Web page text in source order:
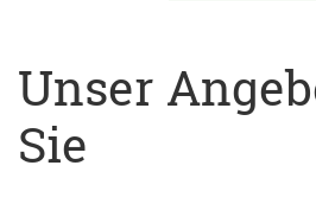
Unser
Sie